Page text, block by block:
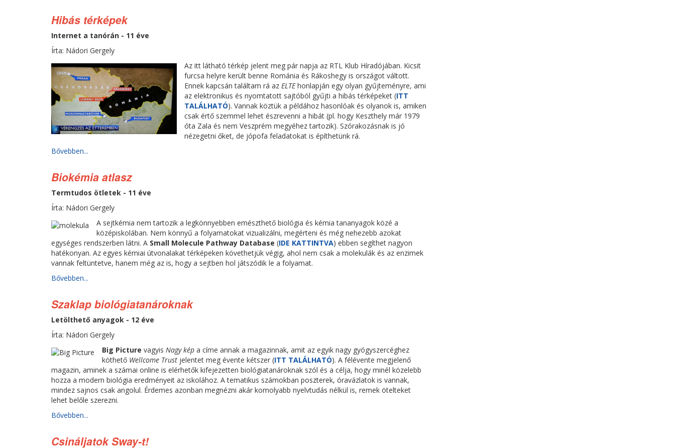
Hibás térképek
Internet a tanórán - 11 éve
Írta: Nádori Gergely
Az itt látható térkép jelent meg pár napja az RTL Klub Híradójában. Kicsit
furcsa helyre került benne Románia és Rákoshegy is országot váltott.
Ennek kapcsán találtam rá az ELTEhonlapján egy olyan gyűjteményre, ami
az elektronikus és nyomtatott sajtóból gyűjti a hibás térképeket (ITT
TALÁLHATÓ). Vannak köztük a példához hasonlóak és olyanok is, amiken
csak értő szemmel lehet észrevenni a hibát (pl. hogy Keszthely már 1979
óta Zala és nem Veszprém megyéhez tartozik). Szórakozásnak is jó
nézegetni őket, de jópofa feladatokat is építhetünk rá.
Bővebben...
Biokémia atlasz
Termtudos ötletek - 11 éve
Írta: Nádori Gergely
A sejtkémia nem tartozik a legkönnyebben emészthető biológia és kémia tananyagok közé a
középiskolában. Nem könnyű a folyamatokat vizualizálni, megérteni és még nehezebb azokat
egységes rendszerben látni. A Small Molecule Pathway Database (IDE KATTINTVA) ebben segíthet nagyon
hatékonyan. Az egyes kémiai útvonalakat térképeken követhetjük végig, ahol nem csak a molekulák és az enzimek
vannak feltüntetve, hanem még az is, hogy a sejtben hol játszódik le a folyamat.
Bővebben...
Szaklap biológiatanároknak
Letölthető anyagok - 12 éve
Írta: Nádori Gergely
Big Picture vagyis Nagy kép a címe annak a magazinnak, amit az egyik nagy gyógyszercéghez
köthető Wellcome Trust jelentet meg évente kétszer (ITT TALÁLHATÓ). A félévente megjelenő
magazin, aminek a számai online is elérhetők kifejezetten biológiatanároknak szól és a célja, hogy minél közelebb
hozza a modern biológia eredményeit az iskolához. A tematikus számokban poszterek, óravázlatok is vannak,
mindez sajnos csak angolul. Érdemes azonban megnézni akár komolyabb nyelvtudás nélkül is, remek ötelteket
lehet belőle szerezni.
Bővebben...
Csináljatok Sway-t!